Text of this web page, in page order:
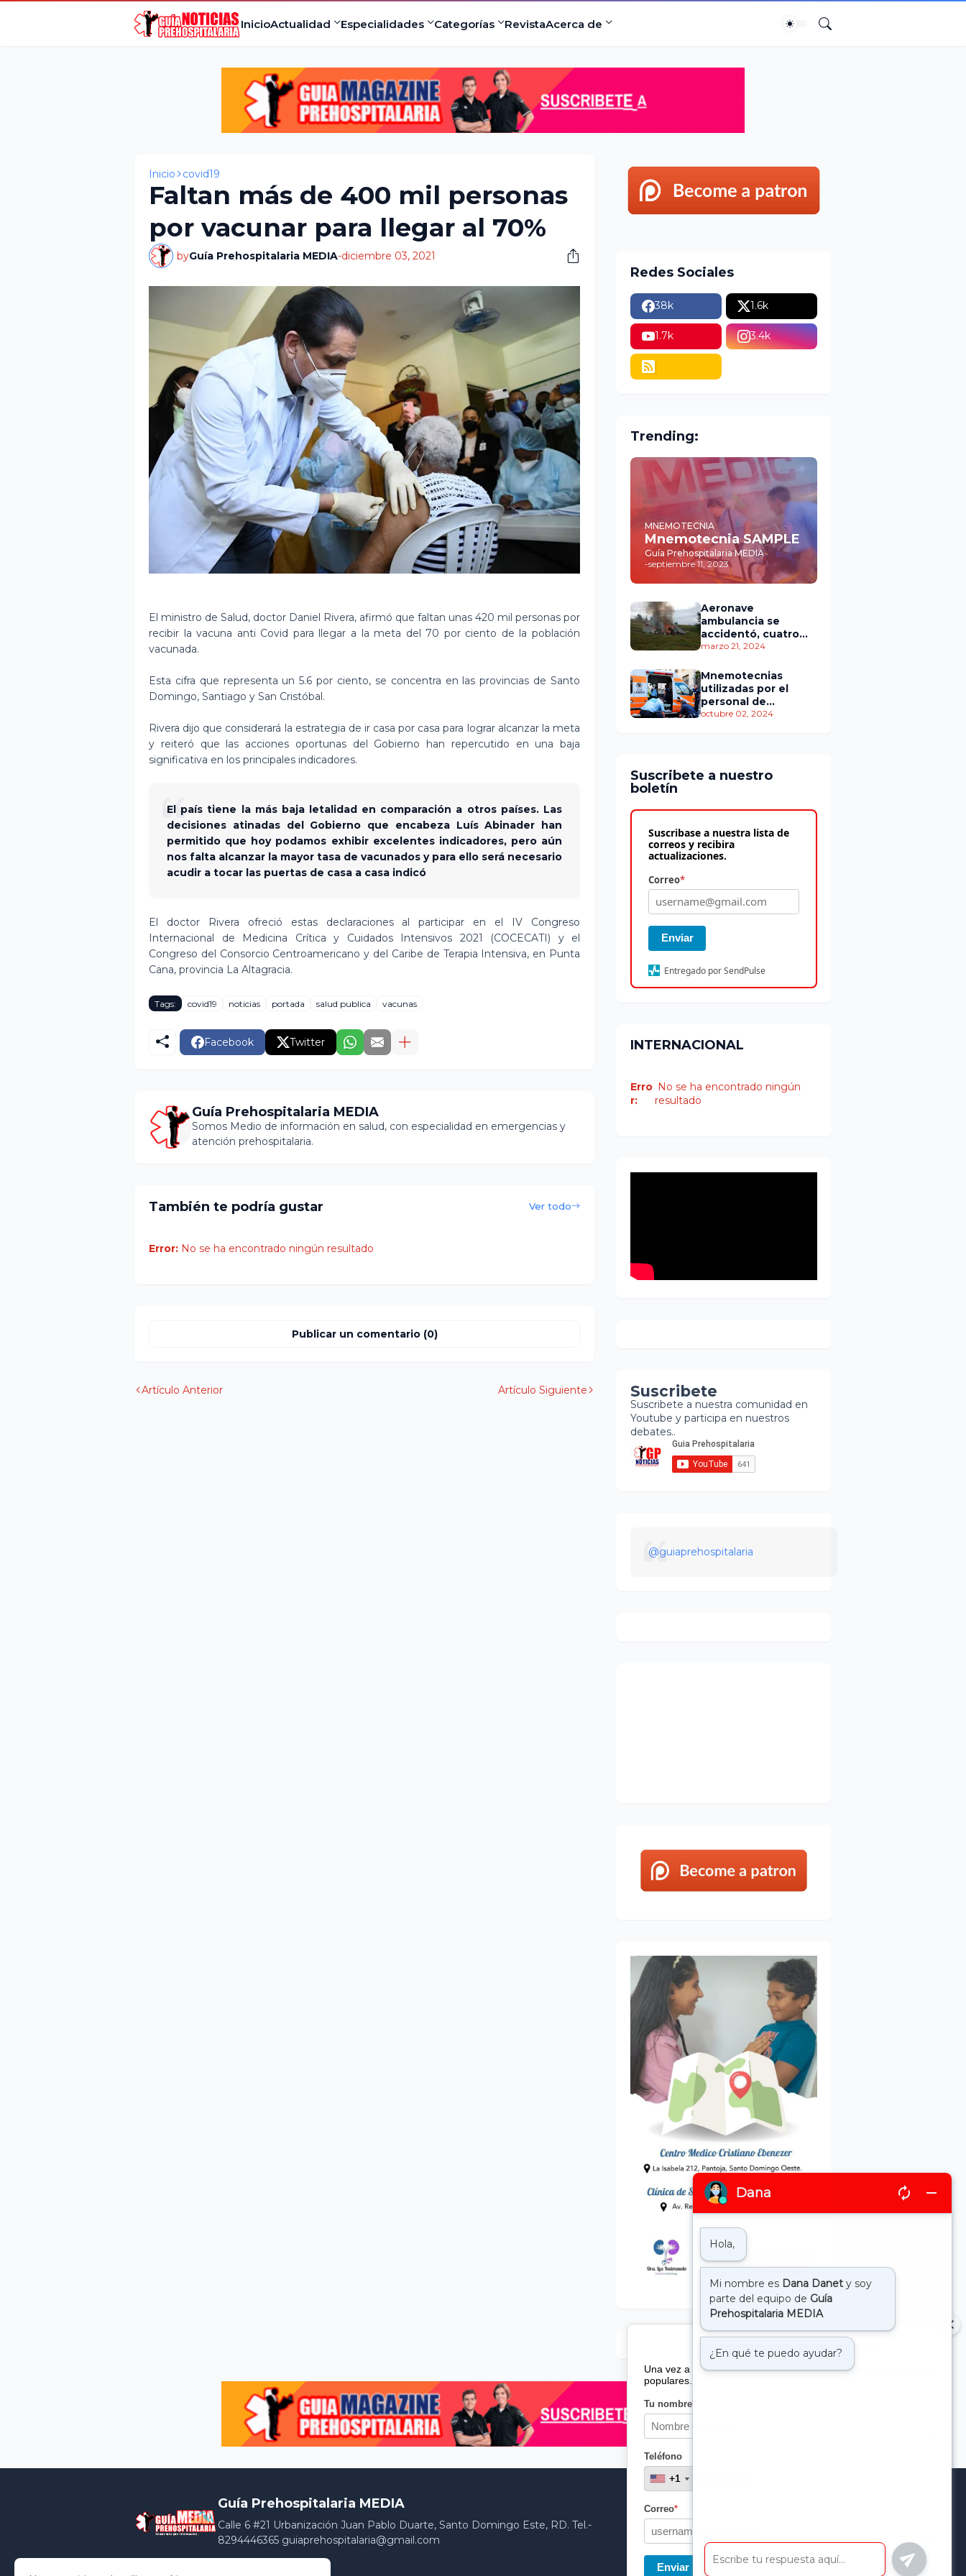
InicioActualidad Especialidades Categorías RevistaAcerca de
Inicio covid19
Faltan más de 400 mil personas
por vacunar para llegar al 70%
byGuía Prehospitalaria MEDIA-diciembre 03, 2021
El ministro de Salud, doctor Daniel Rivera, afirmó que faltan unas 420 mil personas por
recibir la vacuna anti Covid para llegar a la meta del 70 por ciento de la población
vacunada.
Esta cifra que representa un 5.6 por ciento, se concentra en las provincias de Santo
Domingo, Santiago y San Cristóbal.
Rivera dijo que considerará la estrategia de ir casa por casa para lograr alcanzar la meta
y reiteró que las acciones oportunas del Gobierno han repercutido en una baja
significativa en los principales indicadores.
El país tiene la más baja letalidad en comparación a otros países. Las
decisiones atinadas del Gobierno que encabeza Luís Abinader han
permitido que hoy podamos exhibir excelentes indicadores, pero aún
nos falta alcanzar la mayor tasa de vacunados y para ello será necesario
acudir a tocar las puertas de casa a casa indicó
El doctor Rivera ofreció estas declaraciones al participar en el IV Congreso
Internacional de Medicina Crítica y Cuidados Intensivos 2021 (COCECATI) y el
Congreso del Consorcio Centroamericano y del Caribe de Terapia Intensiva, en Punta
Cana, provincia La Altagracia.
Tags: covid19 noticias portada salud publica vacunas
Facebook Twitter
Guía Prehospitalaria MEDIA
Somos Medio de información en salud, con especialidad en emergencias y
atención prehospitalaria.
También te podría gustar Ver todo
Error: No se ha encontrado ningún resultado
Publicar un comentario (0)
Artículo Anterior Artículo Siguiente
Redes Sociales
38k 1.6k
1.7k 3.4k
Trending:
MNEMOTECNIA
Mnemotecnia SAMPLE
Guía Prehospitalaria MEDIA
-septiembre 11, 2023
Aeronave
ambulancia se
accidentó, cuatro
personas murieron
marzo 21, 2024
Mnemotecnias
utilizadas por el
personal de
atención
octubre 02, 2024
Suscribete a nuestro
boletín
Suscribase a nuestra lista de
correos y recibira
actualizaciones.
Correo*
Enviar
Entregado por SendPulse
INTERNACIONAL
Erro
r:
No se ha encontrado ningún
resultado
Suscribete
Suscribete a nuestra comunidad en
Youtube y participa en nuestros
debates..
@guiaprehospitalaria
Suscribete a nuestro boletin
Una vez a la semana enviamos un correo con los artículos más
populares.
Tu nombre*
Teléfono
+1
+1
Correo*
Enviar
Guía Prehospitalaria MEDIA
Calle 6 #21 Urbanización Juan Pablo Duarte, Santo Domingo Este, RD. Tel.-
8294446365 guiaprehospitalaria@gmail.com